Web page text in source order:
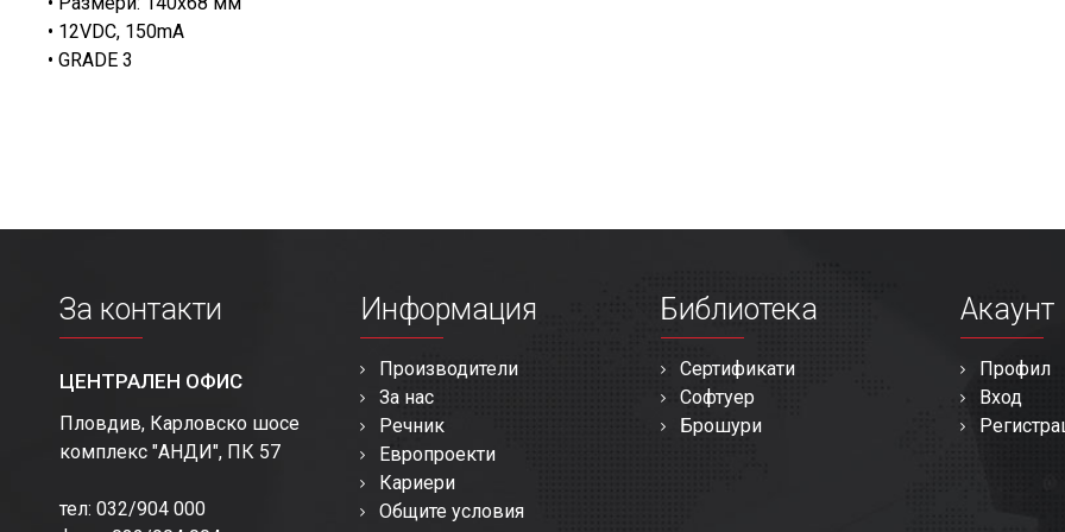
• 12VDC, 150mA
• GRADE 3
За контакти
ЦЕНТРАЛЕН ОФИС
Пловдив, Карловско шосе
комплекс "АНДИ", ПК 57
тел: 032/904 000
Информация
Производители
За нас
Речник
Европроекти
Кариери
Общите условия
Библиотека
Сертификати
Софтуер
Брошури
Акаунт
Профил
Вход